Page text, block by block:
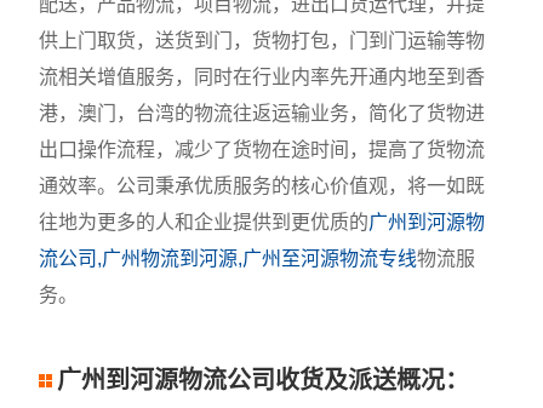
配送，产品物流，项目物流，进出口货运代理，并提
供上门取货，送货到门，货物打包，门到门运输等物
流相关增值服务，同时在行业内率先开通内地至到香
港，澳门，台湾的物流往返运输业务，简化了货物进
出口操作流程，减少了货物在途时间，提高了货物流
通效率。公司秉承优质服务的核心价值观，将一如既
往地为更多的人和企业提供到更优质的广州到河源物
流公司,广州物流到河源,广州至河源物流专线物流服
务。
广州到河源物流公司收货及派送概况：